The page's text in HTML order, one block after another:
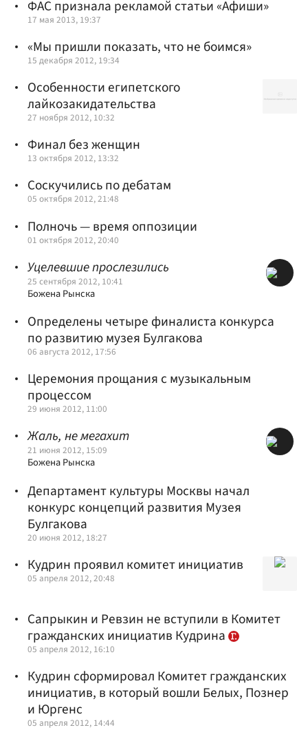
ФАС признала рекламой статьи «Афиши»
17 мая 2013, 19:37
«Мы пришли показать, что не боимся»
15 декабря 2012, 19:34
Особенности египетского
лайкозакидательства
27 ноября 2012, 10:32
Финал без женщин
13 октября 2012, 13:32
Соскучились по дебатам
05 октября 2012, 21:48
Полночь — время оппозиции
01 октября 2012, 20:40
Уцелевшие прослезились
25 сентября 2012, 10:41
Божена Рынска
Определены четыре финалиста конкурса
по развитию музея Булгакова
06 августа 2012, 17:56
Церемония прощания с музыкальным
процессом
29 июня 2012, 11:00
Жаль, не мегахит
21 июня 2012, 15:09
Божена Рынска
Департамент культуры Москвы начал
конкурс концепций развития Музея
Булгакова
20 июня 2012, 18:27
Кудрин проявил комитет инициатив
05 апреля 2012, 20:48
Сапрыкин и Ревзин не вступили в Комитет
гражданских инициатив Кудрина
05 апреля 2012, 16:10
Кудрин сформировал Комитет гражданских
инициатив, в который вошли Белых, Познер
и Юргенс
05 апреля 2012, 14:44